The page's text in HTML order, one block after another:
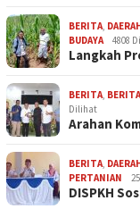
BERITA
BUDAYA
4808
Langkah
BERITA
Dilihat
Arahan
BERITA
PERTANIAN
DISPKH